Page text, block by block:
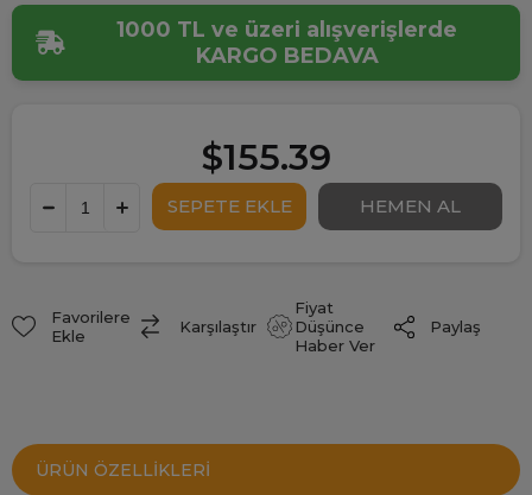
1000 TL ve üzeri alışverişlerde
KARGO BEDAVA
$155.39
Favorilere
Ekle
Karşılaştır
Fiyat
Düşünce
Haber Ver
Paylaş
ÜRÜN ÖZELLIKLERI